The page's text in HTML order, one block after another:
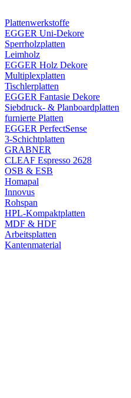
Plattenwerkstoffe
EGGER Uni-Dekore
Sperrholzplatten
Leimholz
EGGER Holz Dekore
Multiplexplatten
Tischlerplatten
EGGER Fantasie Dekore
Siebdruck- & Planboardplatten
furnierte Platten
EGGER PerfectSense
3-Schichtplatten
GRABNER
CLEAF Espresso 2628
OSB & ESB
Homapal
Innovus
Rohspan
HPL-Kompaktplatten
MDF & HDF
Arbeitsplatten
Kantenmaterial